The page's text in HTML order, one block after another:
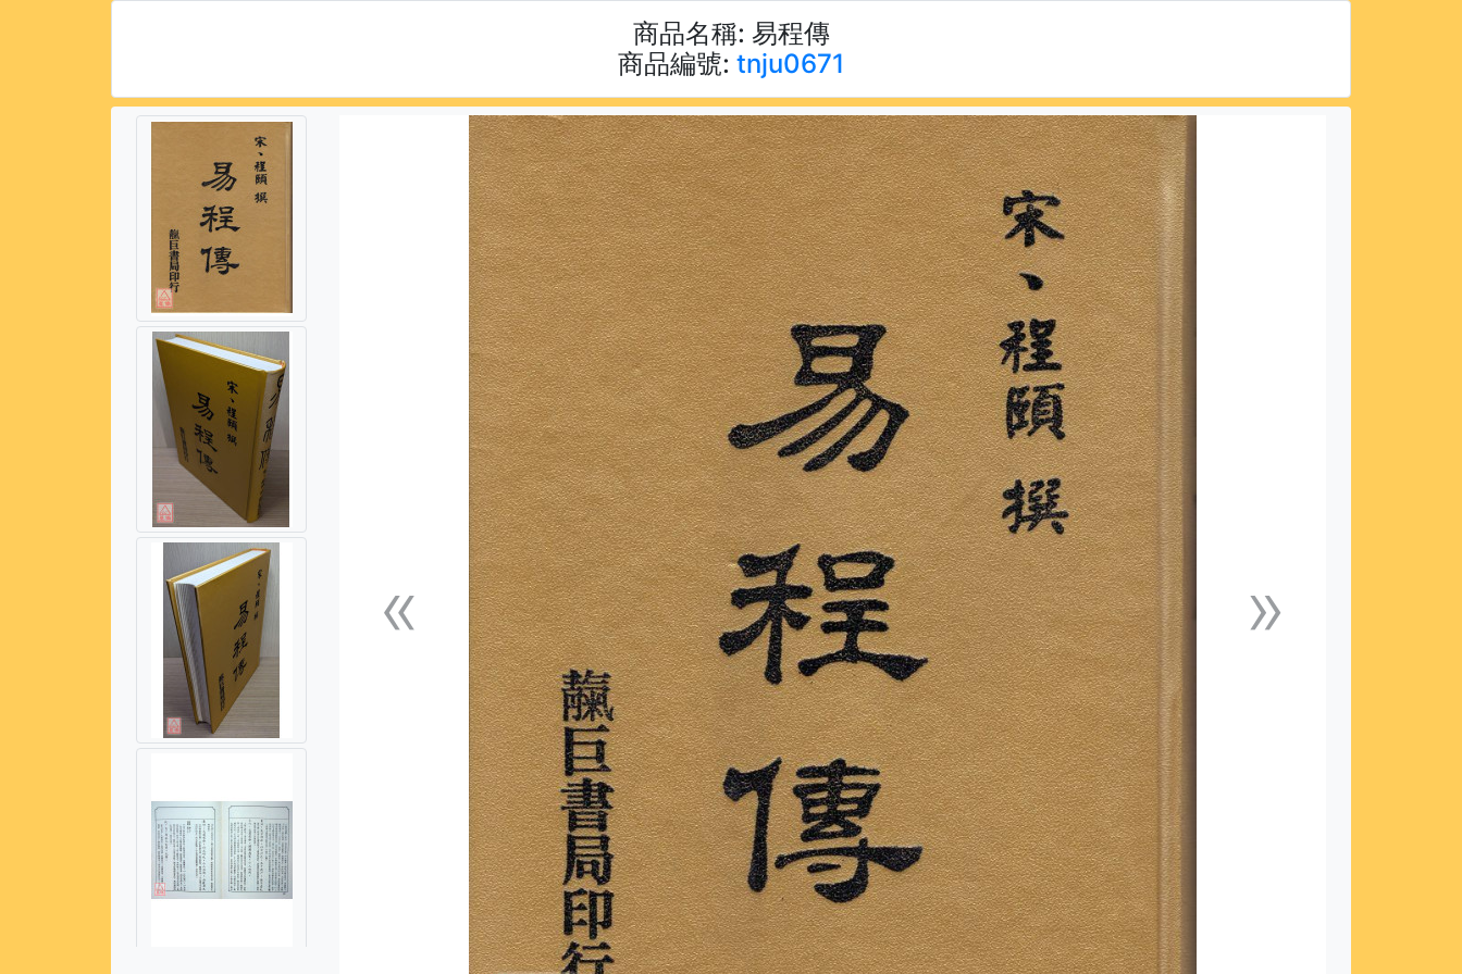
商品名稱: 易程傳
商品編號: tnju0671
«上一張 »下一張